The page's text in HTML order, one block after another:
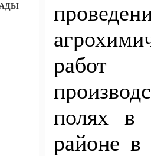
полях в
районе в